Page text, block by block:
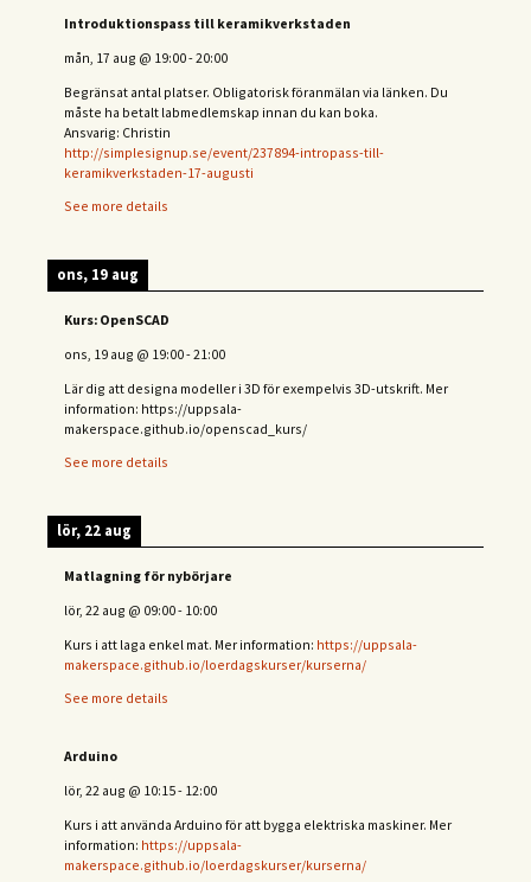
Introduktionspass till keramikverkstaden
mån, 17 aug @ 19:00-20:00
Begränsat antal platser. Obligatorisk föranmälan via länken. Du
måste ha betalt labmedlemskap innan du kan boka.
Ansvarig: Christin
http://simplesignup.se/event/237894-intropass-till-
keramikverkstaden-17-augusti
See more details
ons, 19 aug
Kurs: OpenSCAD
ons, 19 aug @ 19:00-21:00
Lär dig att designa modeller i 3D för exempelvis 3D-utskrift. Mer
information: https://uppsala-
makerspace.github.io/openscad_kurs/
See more details
lör, 22 aug
Matlagning för nybörjare
lör, 22 aug @ 09:00- 10:00
Kurs i att laga enkel mat. Mer information: https://uppsala-
makerspace.github.io/loerdagskurser/kurserna/
See more details
Arduino
lör, 22 aug @ 10:15- 12:00
Kurs i att använda Arduino för att bygga elektriska maskiner. Mer
information: https://uppsala-
makerspace.github.io/loerdagskurser/kurserna/